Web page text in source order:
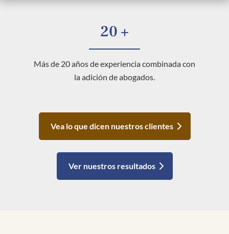
20 +
Más de 20 años de experiencia combinada con
la adición de abogados.
Vea lo que dicen nuestros clientes
Ver nuestros resultados